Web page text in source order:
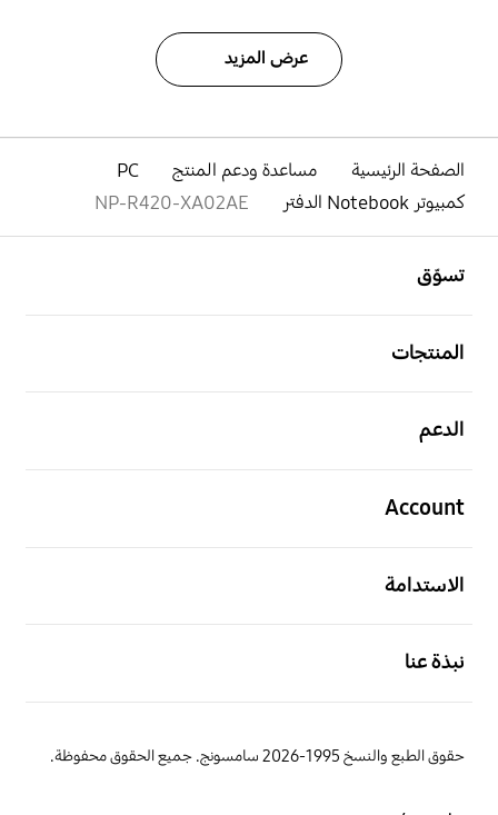
عرض المزيد
الصفحة الرئيسية مساعدة ودعم المنتج
PC
كمبيوتر Notebook الدفتر
NP-R420-XA02AE
تسوّق
المنتجات
الدعم
Account
الاستدامة
نبذة عنا
حقوق الطبع والنسخ 1995-2026 سامسونج. جميع الحقوق محفوظة.